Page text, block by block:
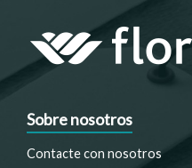
Sobre nosotros
Contacte con nosotros